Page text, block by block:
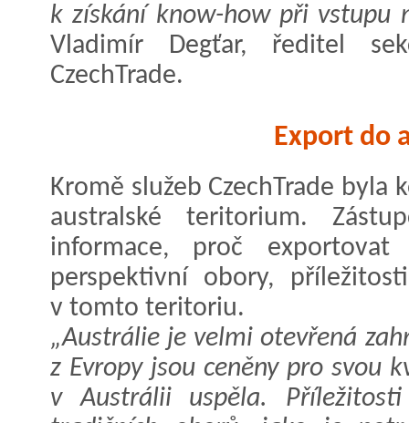
k získání know-how při vstupu
Vladimír Degťar, ředitel
CzechTrade.
Export do
Kromě služeb CzechTrade byla
australské teritorium.
informace, proč
perspektivní obory,
v tomto teritoriu.
„Austrálie je velmi otevřená
z Evropy jsou ceněny pro svou
v Austrálii uspěla.